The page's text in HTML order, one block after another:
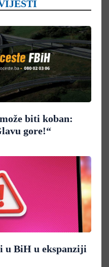
biti koban:
gore!“
u BiH u ekspanziji